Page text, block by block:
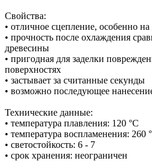
Свойства:
• отличное сцепление, особенно
• прочность после охлаждения
древесины
• пригодная для заделки
поверхностях
• застывает за считанные секунды
• возможно последующее
Технические данные:
• температура плавления: 120 °С
• температура воспламенения: 260
• светостойкость: 6 - 7
• срок хранения: неограничен